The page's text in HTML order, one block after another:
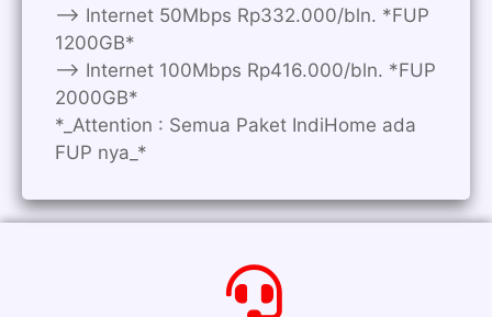
—> Internet 50Mbps Rp332.000/bln. *FUP
1200GB*
—> Internet 100Mbps Rp416.000/bln. *FUP
2000GB*
*_Attention : Semua Paket IndiHome ada
FUP nya_*